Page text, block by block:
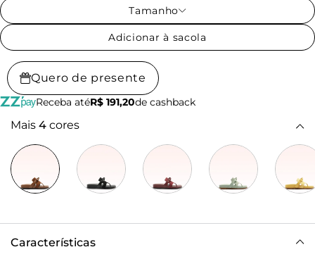
Tamanho
Adicionar à sacola
Quero de presente
Receba atéR$ 191,20de cashback
Mais 4 cores
Características